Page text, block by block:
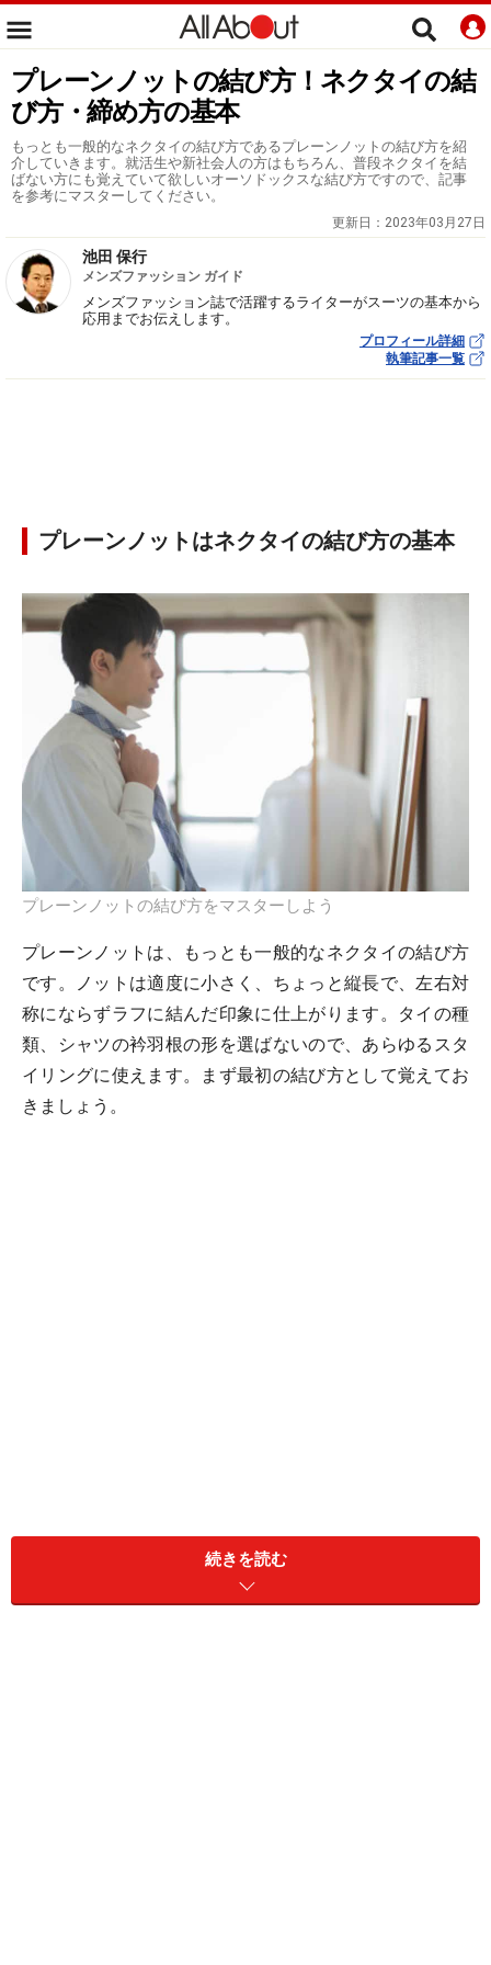
プレーンノットの結び方！ネクタイの結
び方・締め方の基本
もっとも一般的なネクタイの結び方であるプレーンノットの結び方を紹
介していきます。就活生や新社会人の方はもちろん、普段ネクタイを結
ばない方にも覚えていて欲しいオーソドックスな結び方ですので、記事
を参考にマスターしてください。
更新日： 2023年03月27日
池田 保行
メンズファッション ガイド
メンズファッション誌で活躍するライターがスーツの基本から
応用までお伝えします。
プロフィール詳細
執筆記事一覧
プレーンノットはネクタイの結び方の基本
プレーンノットの結び方をマスターしよう
プレーンノットは、もっとも一般的なネクタイの結び方
です。ノットは適度に小さく、ちょっと縦長で、左右対
称にならずラフに結んだ印象に仕上がります。タイの種
類、シャツの衿羽根の形を選ばないので、あらゆるスタ
イリングに使えます。まず最初の結び方として覚えてお
きましょう。
プレーンノットの結び方手順1
続きを読む